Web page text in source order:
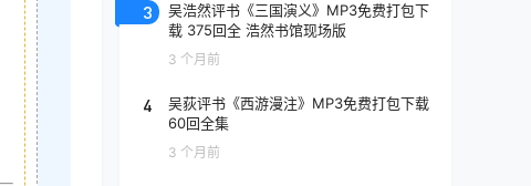
3
吴浩然评书《三国演义》MP3免费打包下
载 375回全 浩然书馆现场版
3 个月前
4
吴荻评书《西游漫注》MP3免费打包下载
60回全集
3 个月前